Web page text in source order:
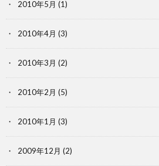
2010年5月 (1)
2010年4月 (3)
2010年3月 (2)
2010年2月 (5)
2010年1月 (3)
2009年12月 (2)